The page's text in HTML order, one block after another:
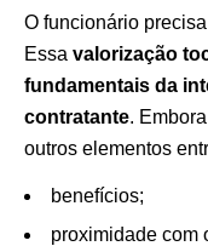
O funcionário
Essa valorização
fundamentais da
contratante.
outros elementos
benefícios;
proximidade com